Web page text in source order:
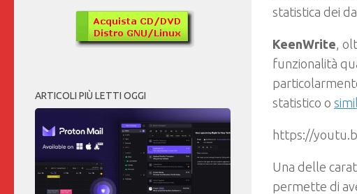
statistica dei
KeenWrite,
funzionalità
statistico o
https://
Una delle
permette di
ARTICOLI PIÙ LETTI OGGI